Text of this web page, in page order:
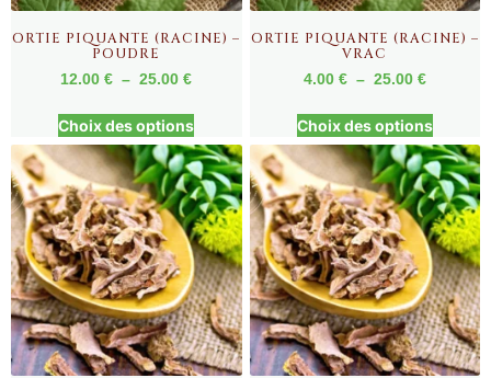
ORTIE PIQUANTE (RACINE) –
POUDRE
12.00€ – 25.00€
Choix des options
ORTIE PIQUANTE (RACINE) –
VRAC
4.00 € – 25.00 €
Choix des options